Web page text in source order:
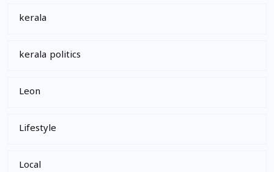
kerala
kerala politics
Leon
Lifestyle
Local